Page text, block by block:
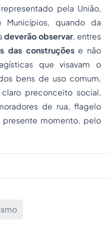
pela União,
Municípios, quando da
deverão observar, entres
das construçõese não
que visavam o
bens de uso comum,
preconceito social,
de rua, flagelo
momento, pelo